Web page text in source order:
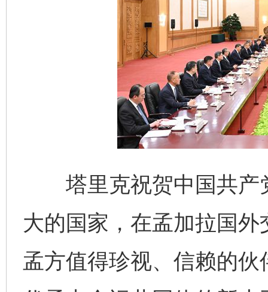
塔里克祝贺中国共产
大的国家，在孟加拉国
孟方值得珍视、信赖的
完善运行机制助力责任有效落实 一纸欠